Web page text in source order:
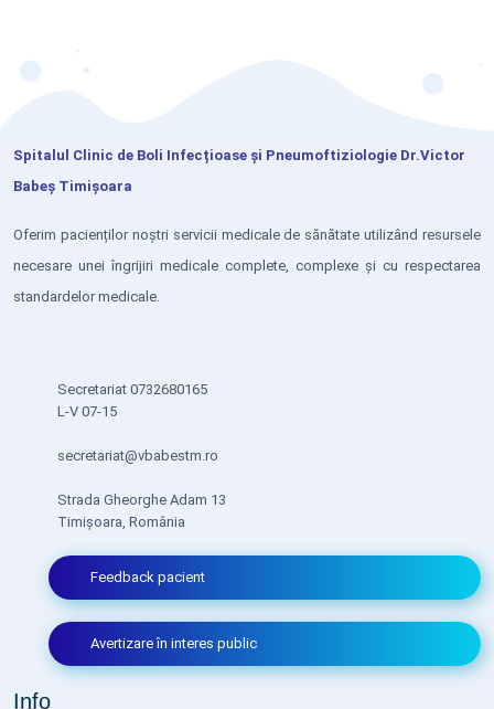
Spitalul Clinic de Boli Infecțioase și Pneumoftiziologie Dr.Victor
Babeș Timișoara
Oferim pacienților noștri servicii medicale de sănătate utilizând resursele
necesare unei îngrijiri medicale complete, complexe și cu respectarea
standardelor medicale.
Secretariat 0732680165
L-V 07-15
secretariat@vbabestm.ro
Strada Gheorghe Adam 13
Timișoara, România
Feedback pacient
Avertizare în interes public
Info